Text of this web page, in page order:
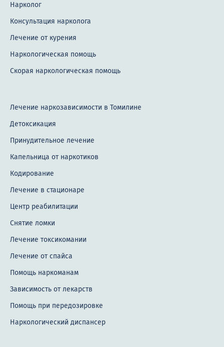
Нарколог
Консультация нарколога
Лечение от курения
Наркологическая помощь
Скорая наркологическая помощь
Лечение наркозависимости в Томилине
Детоксикация
Принудительное лечение
Капельница от наркотиков
Кодирование
Лечение в стационаре
Центр реабилитации
Снятие ломки
Лечение токсикомании
Лечение от спайса
Помощь наркоманам
Зависимость от лекарств
Помощь при передозировке
Наркологический диспансер